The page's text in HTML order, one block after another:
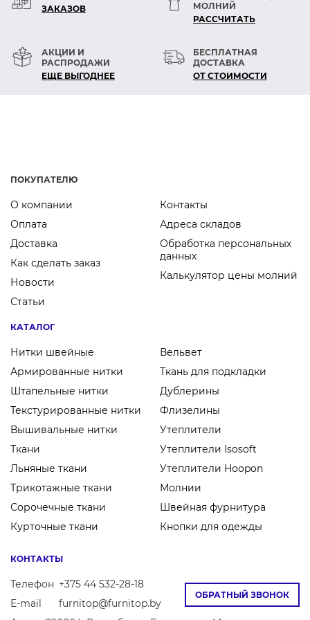
ЗАКАЗОВ
МОЛНИЙ
РАСCЧИТАТЬ
АКЦИИ И
РАСПРОДАЖИ
ЕЩЕ ВЫГОДНЕЕ
БЕСПЛАТНАЯ
ДОСТАВКА
ОТ СТОИМОСТИ
ПОКУПАТЕЛЮ
О компании
Оплата
Доставка
Как сделать заказ
Новости
Статьи
Контакты
Адреса складов
Обработка персональных
данных
Калькулятор цены молний
КАТАЛОГ
Нитки швейные
Армированные нитки
Штапельные нитки
Текстурированные нитки
Вышивальные нитки
Ткани
Льняные ткани
Трикотажные ткани
Сорочечные ткани
Курточные ткани
Вельвет
Ткань для подкладки
Дублерины
Флизелины
Утеплители
Утеплители Isosoft
Утеплители Hoopon
Молнии
Швейная фурнитура
Кнопки для одежды
ОБРАТНЫЙ ЗВОНОК
КОНТАКТЫ
Телефон +375 44 532-28-18
E-mail
furnitop@furnitop.by